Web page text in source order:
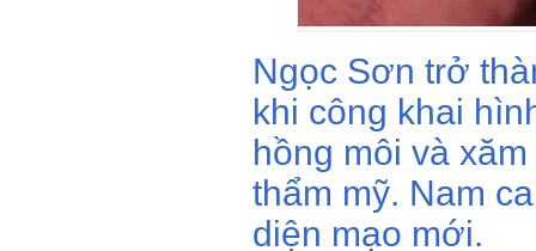
Ngọc Sơn trở
khi công khai
hồng môi và
thẩm mỹ. Nam
diện mạo mới.